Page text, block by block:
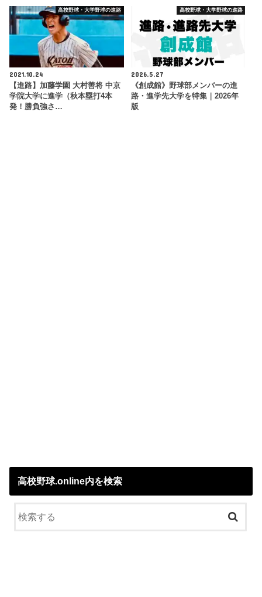
高校野球・大学野球の進路
2021.10.24
【進路】加藤学園 大村善将 中京
学院大学に進学（秋本塁打4本
発！勝負強さ…
高校野球・大学野球の進路
2026.5.27
《創成館》野球部メンバーの進
路・進学先大学を特集｜2026年
版
高校野球.online内を検索